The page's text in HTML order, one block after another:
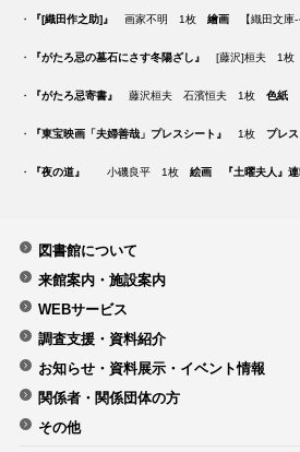
・ 『[織田作之助]』 画家不明 1枚 繪画【織田文庫-
・ 『がたろ忌の墓石にさす冬陽ざし』 [藤沢]桓夫 1枚
・ 『がたろ忌寄書』 藤沢桓夫 石濱恒夫 1枚 色紙
・ 『東宝映画「夫婦善哉」プレスシート』 1枚 プレ
・ 『夜の道』 小磯良平 1枚 絵画 『土曜夫人』連
図書館について
来館案内・施設案内
WEBサービス
調査支援・資料紹介
お知らせ・資料展示・イベント情報
関係者・関係団体の方
その他